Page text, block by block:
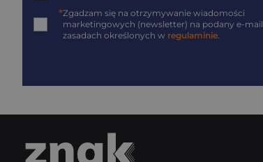
*Zgadzam się na otrzymywanie wiadomości
marketingowych (newsletter) na podany e-mail
zasadach określonych w regulaminie.